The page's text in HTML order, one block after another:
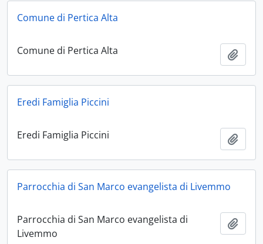
Comune di Pertica Alta
Comune di Pertica Alta
Eredi Famiglia Piccini
Eredi Famiglia Piccini
Parrocchia di San Marco evangelista di Livemmo
Parrocchia di San Marco evangelista di
Livemmo